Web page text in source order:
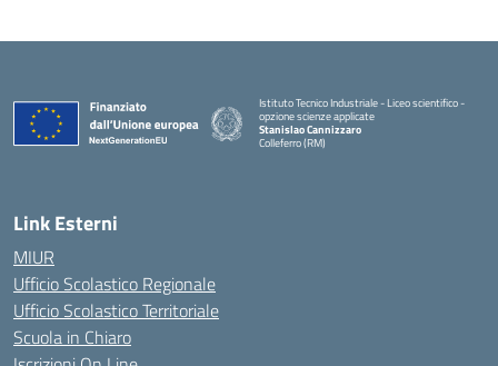
Istituto Tecnico Industriale - Liceo scientifico -
opzione scienze applicate
Stanislao Cannizzaro
Colleferro (RM)
Link Esterni
MIUR
Ufficio Scolastico Regionale
Ufficio Scolastico Territoriale
Scuola in Chiaro